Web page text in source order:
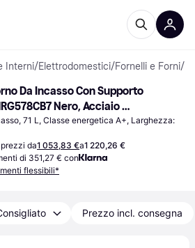
Interni/Elettrodomestici/Fornelli e Forni/
Da Incasso Con Supporto
Nero, Acciaio
71 L, Classe energetica A+, Larghezza:
da1 053,83 €a1 220,26 €
di 351,27 € con
flessibili*
Prezzo incl. consegna